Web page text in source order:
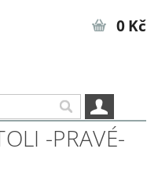
0 Kč
-PRAVÉ-